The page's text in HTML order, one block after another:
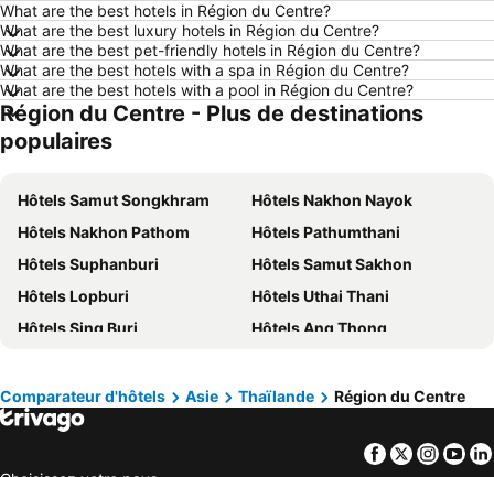
Hôtels Nice
Hôtels Berlin
Hôtels Interlaken
Hôtels Rust
Hôtels Bâle
Hôtels Tessin
Hôtels Lac de Garde
Hôtels Crète
Hôtels Ibiza
Hôtels Île de Rhodes
Hôtels Grèce
Hôtels Toscane
Hôtels Maldives
Hôtels Lake Constance
Hôtels Vorarlberg
Hôtels Grisons
Hôtels Valais
What are the best hotels in Région du Centre?
What are the best luxury hotels in Région du Centre?
What are the best pet-friendly hotels in Région du Centre?
What are the best hotels with a spa in Région du Centre?
What are the best hotels with a pool in Région du Centre?
Région du Centre - Plus de destinations
populaires
Hôtels Samut Songkhram
Hôtels Nakhon Nayok
Hôtels Nakhon Pathom
Hôtels Pathumthani
Hôtels Suphanburi
Hôtels Samut Sakhon
Hôtels Lopburi
Hôtels Uthai Thani
Hôtels Sing Buri
Hôtels Ang Thong
Comparateur d'hôtels Asie Thaïlande Région du Centre
Facebook
Twitter